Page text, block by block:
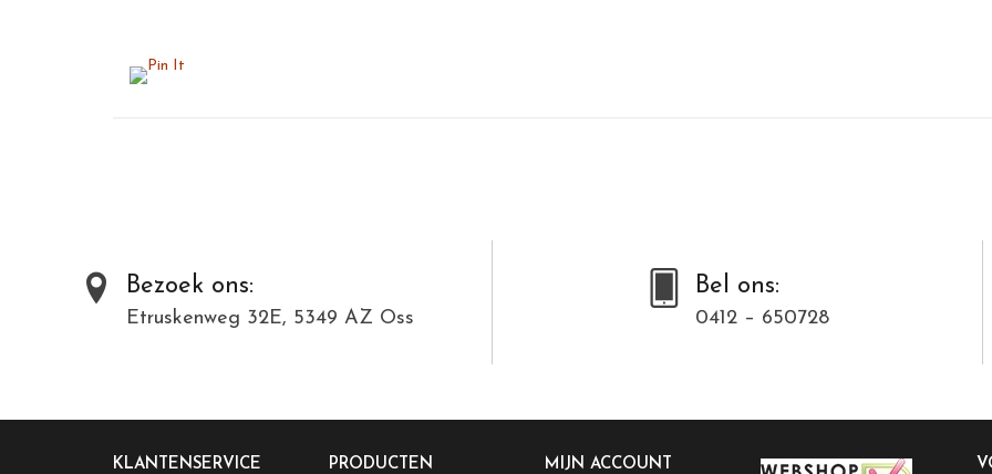
Bezoek ons:
Etruskenweg 32E, 5349 AZ Oss
Bel ons:
0412 – 650728
KLANTENSERVICE PRODUCTEN MIJN ACCOUNT